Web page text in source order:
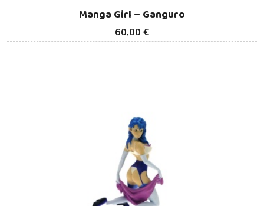
60,00 €
Manga Girl – Ganguro